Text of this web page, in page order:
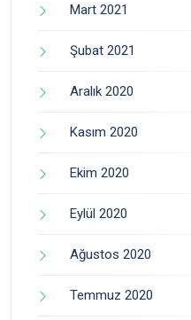
Mart 2021
Şubat 2021
Aralık 2020
Kasım 2020
Ekim 2020
Eylül 2020
Ağustos 2020
Temmuz 2020